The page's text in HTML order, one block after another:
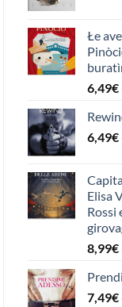
Łe
6,49€
6,49€
Elisa
Rossi
8,99€
7,49€